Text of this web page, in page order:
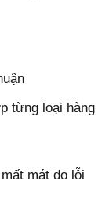
từng loại hàng
mát do lỗi